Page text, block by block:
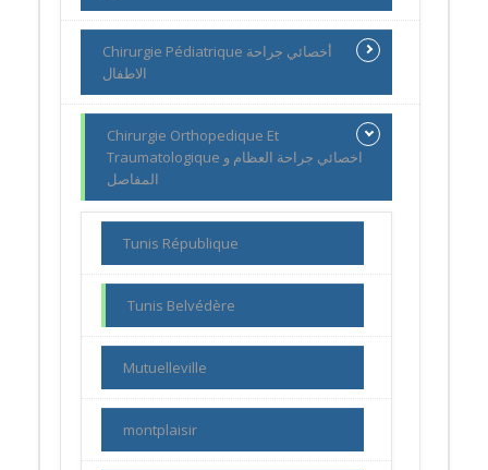
Chirurgie Pédiatrique أخصائي جراحة
الاطفال
Chirurgie Orthopedique Et
Traumatologique اخصائي جراحة العظام و
المفاصل
Tunis République
Tunis Belvédère
Mutuelleville
montplaisir